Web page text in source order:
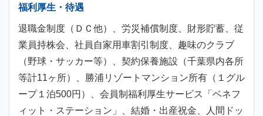
福利厚生・待遇
退職金制度（ＤＣ他）、労災補償制度、財形貯蓄、従
業員持株会、社員自家用車割引制度、趣味のクラブ
（野球・サッカー等）、契約保養施設（千葉県内各所
等計11ヶ所）、勝浦リゾートマンション所有（１グル
ープ１泊500円）、会員制福利厚生サービス「ベネフ
ィット・ステーション」、結婚・出産祝金、人間ドッ